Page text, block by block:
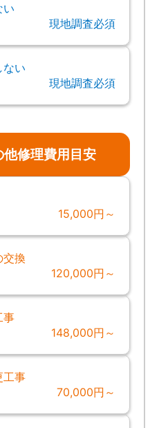
い
現地調査必須
ない
現地調査必須
修理費用目安
15,000円～
交換
120,000円～
事
148,000円～
工事
70,000円～